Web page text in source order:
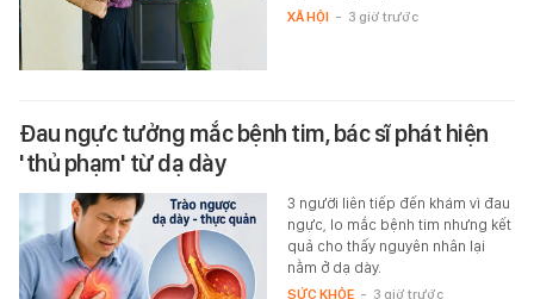
XÃ HỘI - 3 giờ trước
Đau ngực tưởng mắc bệnh tim, bác sĩ phát hiện
'thủ phạm' từ dạ dày
3 người liên tiếp đến khám vì đau
ngực, lo mắc bệnh tim nhưng kết
quả cho thấy nguyên nhân lại
nằm ở dạ dày.
SỨC KHỎE - 3 giờ trước